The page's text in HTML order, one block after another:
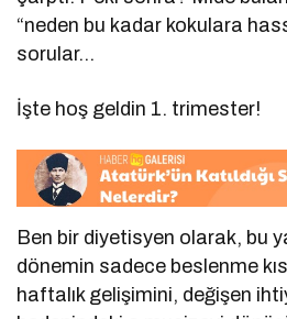
“neden bu kadar kokulara
sorular…
İşte hoş geldin 1. trimester!
Ben bir diyetisyen olarak, bu
dönemin sadece beslenme
haftalık gelişimini, değişen